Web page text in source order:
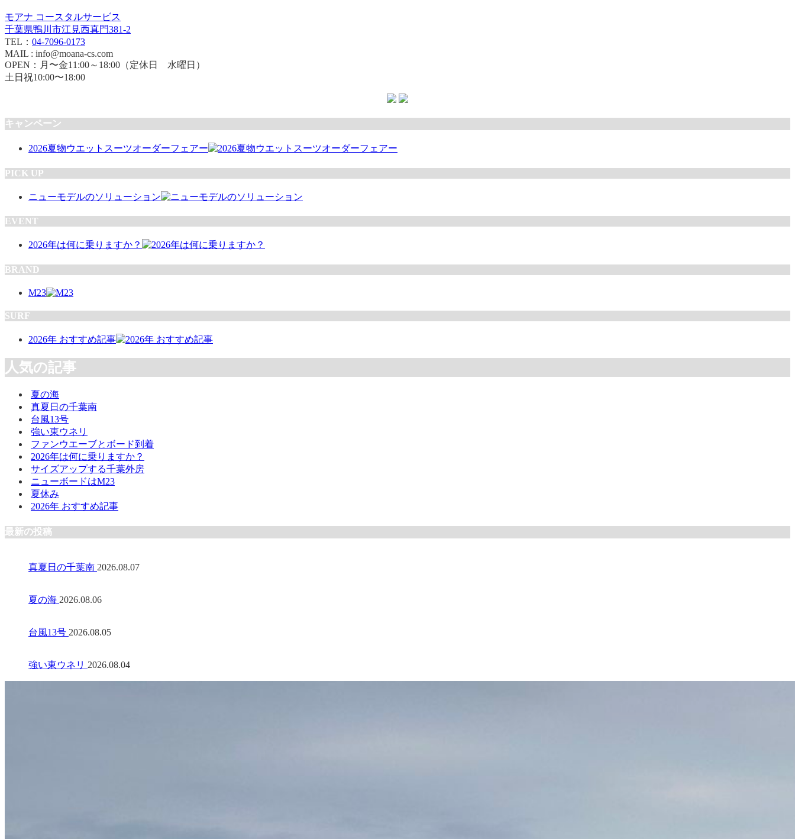
モアナ コースタルサービス
千葉県鴨川市江見西真門381-2
TEL： 04-7096-0173
MAIL : info@moana-cs.com
OPEN：月〜金11:00～18:00（定休日 水曜日）
土日祝10:00〜18:00
キャンペーン
2026夏物ウエットスーツオーダーフェアー
PICK UP
ニューモデルのソリューション
EVENT
2026年は何に乗りますか？
BRAND
M23
SURF
2026年 おすすめ記事
人気の記事
夏の海
真夏日の千葉南
台風13号
強い東ウネリ
ファンウエーブとボード到着
2026年は何に乗りますか？
サイズアップする千葉外房
ニューボードはM23
夏休み
2026年 おすすめ記事
最新の投稿
真夏日の千葉南 2026.08.07
夏の海 2026.08.06
台風13号 2026.08.05
強い東ウネリ 2026.08.04